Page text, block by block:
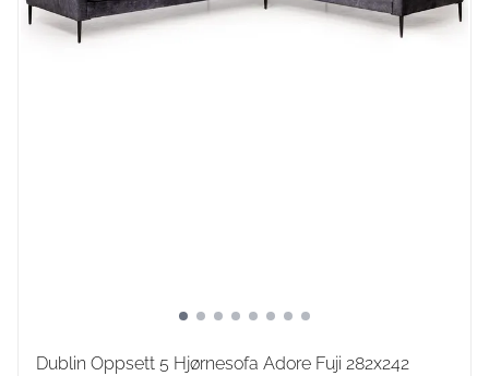
Dublin Oppsett 5 Hjørnesofa Adore Fuji 282x242